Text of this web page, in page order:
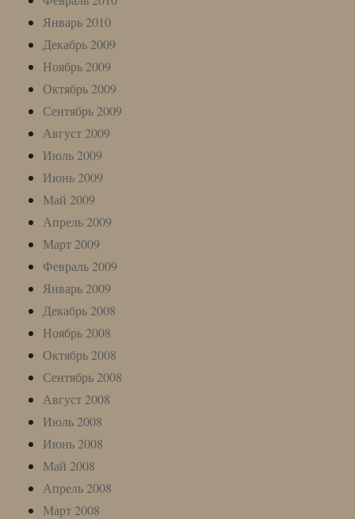
Январь 2010
Декабрь 2009
Ноябрь 2009
Октябрь 2009
Сентябрь 2009
Август 2009
Июль 2009
Июнь 2009
Май 2009
Апрель 2009
Март 2009
Февраль 2009
Январь 2009
Декабрь 2008
Ноябрь 2008
Октябрь 2008
Сентябрь 2008
Август 2008
Июль 2008
Июнь 2008
Май 2008
Апрель 2008
Март 2008